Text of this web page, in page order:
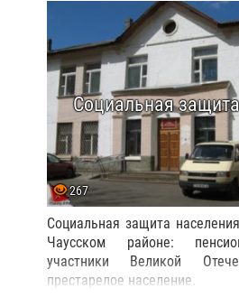
Социальная
267
Социальная защита
Чаусском районе:
участники Великой
престарелое население.